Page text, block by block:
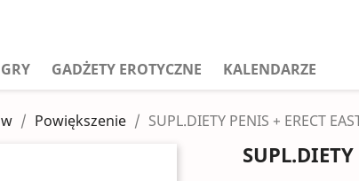
GRY GADŻETY EROTYCZNE KALENDARZE
Powiększenie SUPL.DIETY PENIS + ERECT
SUPL.DIETY